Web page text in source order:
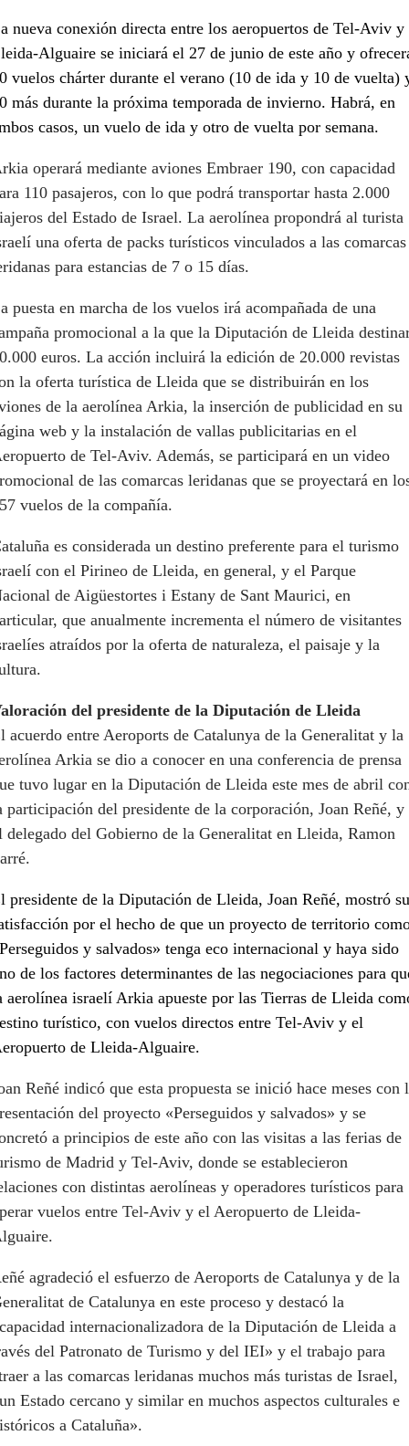
nueva conexión directa entre los aeropuertos de Tel-Aviv y
Alguaire se iniciará el 27 de junio de este año y
vuelos chárter durante el verano (10 de ida y 10 de vuelta)
más durante la próxima temporada de invierno. Habrá, en
casos, un vuelo de ida y otro de vuelta por semana.
operará mediante aviones Embraer 190, con capacidad
110 pasajeros, con lo que podrá transportar hasta 2.000
del Estado de Israel. La aerolínea propondrá al turista
una oferta de packs turísticos vinculados a las comarcas
para estancias de 7 o 15 días.
puesta en marcha de los vuelos irá acompañada de una
promocional a la que la Diputación de Lleida
euros. La acción incluirá la edición de 20.000 revistas
la oferta turística de Lleida que se distribuirán en los
de la aerolínea Arkia, la inserción de publicidad en su
web y la instalación de vallas publicitarias en el
de Tel-Aviv. Además, se participará en un video
de las comarcas leridanas que se proyectará en
vuelos de la compañía.
es considerada un destino preferente para el turismo
con el Pirineo de Lleida, en general, y el Parque
de Aigüestortes i Estany de Sant Maurici, en
que anualmente incrementa el número de visitantes
atraídos por la oferta de naturaleza, el paisaje y la
del presidente de la Diputación de Lleida
acuerdo entre Aeroports de Catalunya de la Generalitat y la
Arkia se dio a conocer en una conferencia de prensa
tuvo lugar en la Diputación de Lleida este mes de abril
participación del presidente de la corporación, Joan Reñé, y
delegado del Gobierno de la Generalitat en Lleida, Ramon
presidente de la Diputación de Lleida, Joan Reñé, mostró su
por el hecho de que un proyecto de territorio
y salvados» tenga eco internacional y haya sido
de los factores determinantes de las negociaciones para
aerolínea israelí Arkia apueste por las Tierras de Lleida
turístico, con vuelos directos entre Tel-Aviv y el
de Lleida-Alguaire.
Reñé indicó que esta propuesta se inició hace meses con
del proyecto «Perseguidos y salvados» y se
a principios de este año con las visitas a las ferias de
de Madrid y Tel-Aviv, donde se establecieron
con distintas aerolíneas y operadores turísticos para
vuelos entre Tel-Aviv y el Aeropuerto de Lleida-
agradeció el esfuerzo de Aeroports de Catalunya y de la
de Catalunya en este proceso y destacó la
internacionalizadora de la Diputación de Lleida a
del Patronato de Turismo y del IEI» y el trabajo para
a las comarcas leridanas muchos más turistas de Israel,
Estado cercano y similar en muchos aspectos culturales e
a Cataluña».